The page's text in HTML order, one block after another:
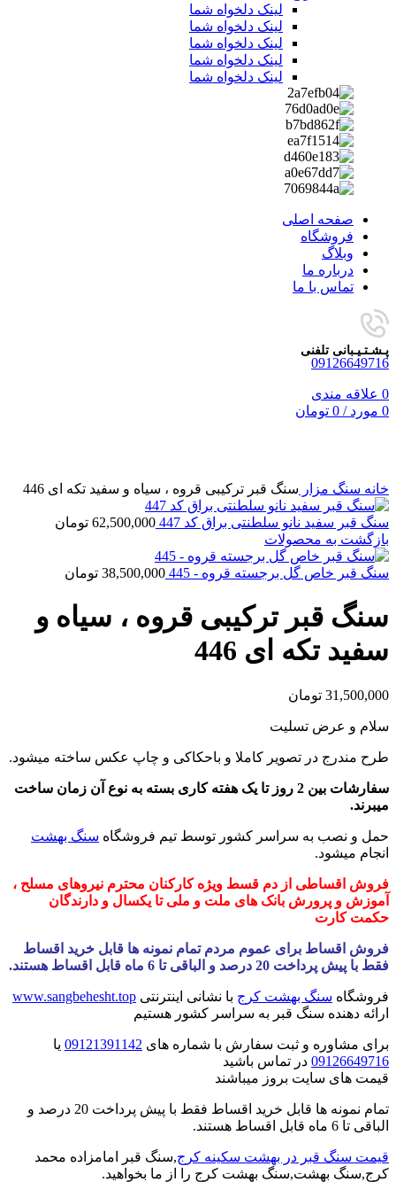
لینک دلخواه شما
لینک دلخواه شما
لینک دلخواه شما
لینک دلخواه شما
لینک دلخواه شما
صفحه اصلی
فروشگاه
وبلاگ
درباره ما
تماس با ما
پـشـتـیـبانی تلفنی
09126649716
0 علاقه مندی
0 مورد /
0 تومان
خانه سنگ مزار سنگ قبر ترکیبی قروه ، سیاه و سفید تکه ای 446
سنگ قبر سفید نانو سلطنتی براق کد 447 62,500,000 تومان
بازگشت به محصولات
سنگ قبر خاص گل برجسته قروه - 445 38,500,000 تومان
سنگ قبر ترکیبی قروه ، سیاه و
سفید تکه ای 446
31,500,000 تومان
سلام و عرض تسلیت
طرح مندرج در تصویر کاملا و باحکاکی و چاپ عکس ساخته میشود.
سفارشات بین 2 روز تا یک هفته کاری بسته به نوع آن زمان ساخت
میبرند.
حمل و نصب به سراسر کشور توسط تیم فروشگاه سنگ بهشت
انجام میشود.
فروش اقساطی از دم قسط ویژه کارکنان محترم نیروهای مسلح ،
آموزش و پرورش بانک های ملت و ملی تا یکسال و دارندگان
حکمت کارت
فروش اقساط برای عموم مردم تمام نمونه ها قابل خرید اقساط
فقط با پیش پرداخت 20 درصد و الباقی تا 6 ماه قابل اقساط هستند.
فروشگاه سنگ بهشت کرج با نشانی اینترنتی www.sangbehesht.top
ارائه دهنده سنگ قبر به سراسر کشور هستیم
برای مشاوره و ثبت سفارش با شماره های 09121391142 یا
09126649716 در تماس باشید
قیمت های سایت بروز میباشند
تمام نمونه ها قابل خرید اقساط فقط با پیش پرداخت 20 درصد و
الباقی تا 6 ماه قابل اقساط هستند.
قیمت سنگ قبر در بهشت سکینه کرج,سنگ قبر امامزاده محمد
کرج,سنگ بهشت,سنگ بهشت کرج را از ما بخواهید.